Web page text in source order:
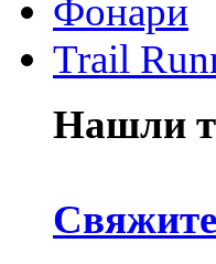
Фонари
Trail
Нашли